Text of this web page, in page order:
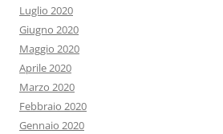
Luglio 2020
Giugno 2020
Maggio 2020
Aprile 2020
Marzo 2020
Febbraio 2020
Gennaio 2020